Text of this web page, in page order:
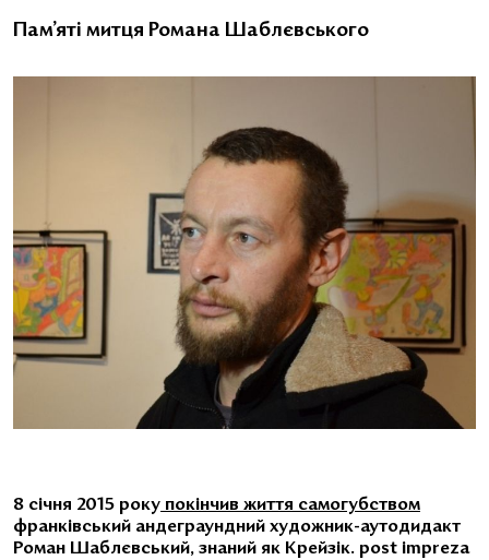
Пам’яті митця Романа Шаблєвського
8 січня 2015 року покінчив життя самогубством
франківський андеграундний художник-аутодидакт
Роман Шаблєвський, знаний як Крейзік. post impreza